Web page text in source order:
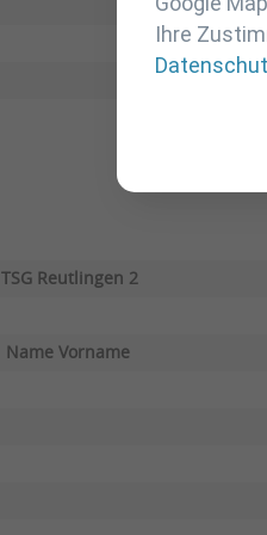
TSG Reutlingen 2
Name Vorname
Ihre